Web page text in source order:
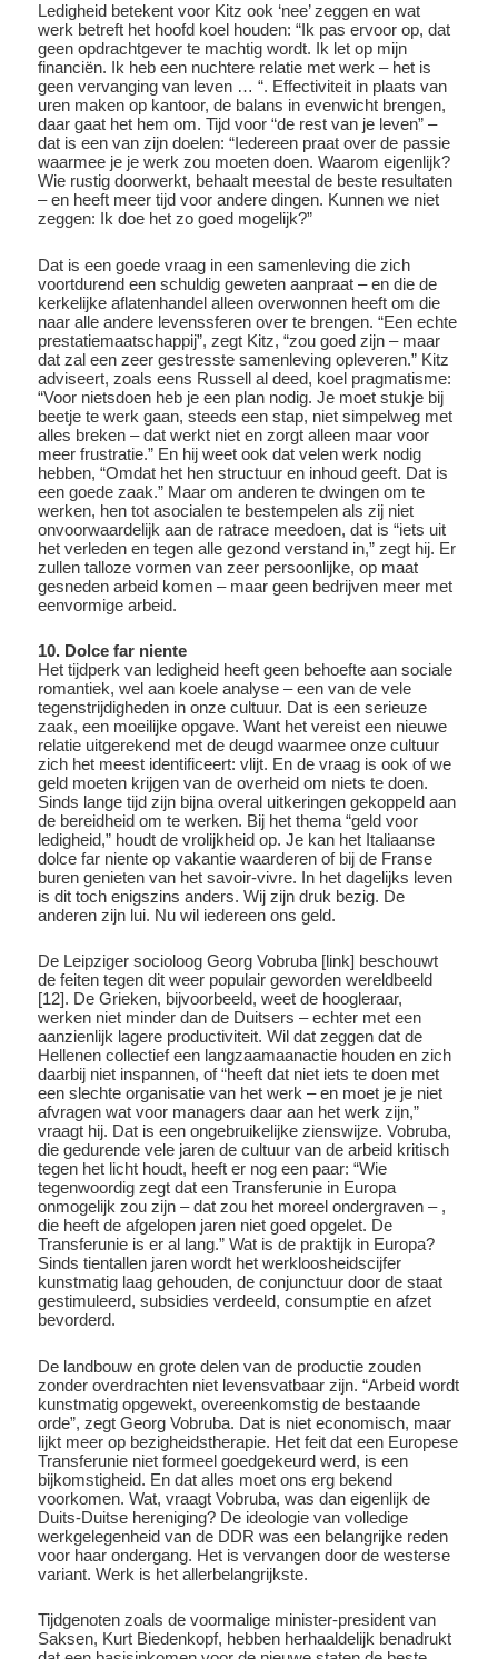
Ledigheid betekent voor Kitz ook ‘nee’ zeggen en wat
werk betreft het hoofd koel houden: “Ik pas ervoor op, dat
geen opdrachtgever te machtig wordt. Ik let op mijn
financiën. Ik heb een nuchtere relatie met werk – het is
geen vervanging van leven … “. Effectiviteit in plaats van
uren maken op kantoor, de balans in evenwicht brengen,
daar gaat het hem om. Tijd voor “de rest van je leven” –
dat is een van zijn doelen: “Iedereen praat over de passie
waarmee je je werk zou moeten doen. Waarom eigenlijk?
Wie rustig doorwerkt, behaalt meestal de beste resultaten
– en heeft meer tijd voor andere dingen. Kunnen we niet
zeggen: Ik doe het zo goed mogelijk?”
Dat is een goede vraag in een samenleving die zich
voortdurend een schuldig geweten aanpraat – en die de
kerkelijke aflatenhandel alleen overwonnen heeft om die
naar alle andere levenssferen over te brengen. “Een echte
prestatiemaatschappij”, zegt Kitz, “zou goed zijn – maar
dat zal een zeer gestresste samenleving opleveren.” Kitz
adviseert, zoals eens Russell al deed, koel pragmatisme:
“Voor nietsdoen heb je een plan nodig. Je moet stukje bij
beetje te werk gaan, steeds een stap, niet simpelweg met
alles breken – dat werkt niet en zorgt alleen maar voor
meer frustratie.” En hij weet ook dat velen werk nodig
hebben, “Omdat het hen structuur en inhoud geeft. Dat is
een goede zaak.” Maar om anderen te dwingen om te
werken, hen tot asocialen te bestempelen als zij niet
onvoorwaardelijk aan de ratrace meedoen, dat is “iets uit
het verleden en tegen alle gezond verstand in,” zegt hij. Er
zullen talloze vormen van zeer persoonlijke, op maat
gesneden arbeid komen – maar geen bedrijven meer met
eenvormige arbeid.
10. Dolce far niente
Het tijdperk van ledigheid heeft geen behoefte aan sociale
romantiek, wel aan koele analyse – een van de vele
tegenstrijdigheden in onze cultuur. Dat is een serieuze
zaak, een moeilijke opgave. Want het vereist een nieuwe
relatie uitgerekend met de deugd waarmee onze cultuur
zich het meest identificeert: vlijt. En de vraag is ook of we
geld moeten krijgen van de overheid om niets te doen.
Sinds lange tijd zijn bijna overal uitkeringen gekoppeld aan
de bereidheid om te werken. Bij het thema “geld voor
ledigheid,” houdt de vrolijkheid op. Je kan het Italiaanse
dolce far niente op vakantie waarderen of bij de Franse
buren genieten van het savoir-vivre. In het dagelijks leven
is dit toch enigszins anders. Wij zijn druk bezig. De
anderen zijn lui. Nu wil iedereen ons geld.
De Leipziger socioloog Georg Vobruba [link] beschouwt
de feiten tegen dit weer populair geworden wereldbeeld
[12]. De Grieken, bijvoorbeeld, weet de hoogleraar,
werken niet minder dan de Duitsers – echter met een
aanzienlijk lagere productiviteit. Wil dat zeggen dat de
Hellenen collectief een langzaamaanactie houden en zich
daarbij niet inspannen, of “heeft dat niet iets te doen met
een slechte organisatie van het werk – en moet je je niet
afvragen wat voor managers daar aan het werk zijn,”
vraagt hij. Dat is een ongebruikelijke zienswijze. Vobruba,
die gedurende vele jaren de cultuur van de arbeid kritisch
tegen het licht houdt, heeft er nog een paar: “Wie
tegenwoordig zegt dat een Transferunie in Europa
onmogelijk zou zijn – dat zou het moreel ondergraven – ,
die heeft de afgelopen jaren niet goed opgelet. De
Transferunie is er al lang.” Wat is de praktijk in Europa?
Sinds tientallen jaren wordt het werkloosheidscijfer
kunstmatig laag gehouden, de conjunctuur door de staat
gestimuleerd, subsidies verdeeld, consumptie en afzet
bevorderd.
De landbouw en grote delen van de productie zouden
zonder overdrachten niet levensvatbaar zijn. “Arbeid wordt
kunstmatig opgewekt, overeenkomstig de bestaande
orde”, zegt Georg Vobruba. Dat is niet economisch, maar
lijkt meer op bezigheidstherapie. Het feit dat een Europese
Transferunie niet formeel goedgekeurd werd, is een
bijkomstigheid. En dat alles moet ons erg bekend
voorkomen. Wat, vraagt Vobruba, was dan eigenlijk de
Duits-Duitse hereniging? De ideologie van volledige
werkgelegenheid van de DDR was een belangrijke reden
voor haar ondergang. Het is vervangen door de westerse
variant. Werk is het allerbelangrijkste.
Tijdgenoten zoals de voormalige minister-president van
Saksen, Kurt Biedenkopf, hebben herhaaldelijk benadrukt